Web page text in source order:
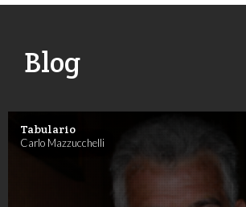
Blog
Tabulario
Carlo Mazzucchelli